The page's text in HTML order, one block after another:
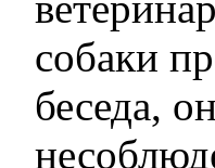
собаки
беседа,